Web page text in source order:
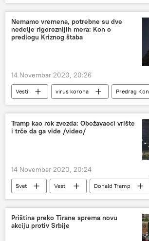
Avganistan
Nemamo vremena, potrebne su dve
nedelje rigoroznijih mera: Kon o
predlogu Kriznog štaba
14 Novembar 2020, 20:26
Vesti virus korona
Predrag Kon
mere
Tramp kao rok zvezda: Obožavaoci vrište
i trče da ga vide /video/
14 Novembar 2020, 20:24
Svet Vesti Donald Tramp
Priština preko Tirane sprema novu
akciju protiv Srbije